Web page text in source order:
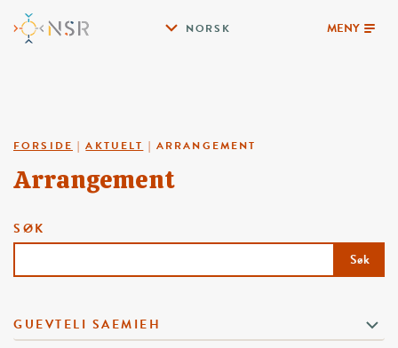
NORSK MENY
FORSIDE |AKTUELT | ARRANGEMENT
Arrangement
SØK
Søk
GUEVTELI SAEMIEH